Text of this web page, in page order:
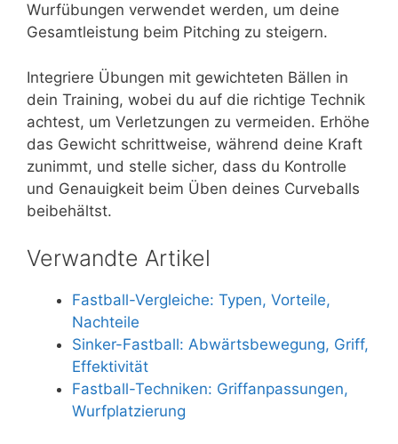
Wurfübungen verwendet werden, um deine
Gesamtleistung beim Pitching zu steigern.
Integriere Übungen mit gewichteten Bällen in
dein Training, wobei du auf die richtige Technik
achtest, um Verletzungen zu vermeiden. Erhöhe
das Gewicht schrittweise, während deine Kraft
zunimmt, und stelle sicher, dass du Kontrolle
und Genauigkeit beim Üben deines Curveballs
beibehältst.
Verwandte Artikel
Fastball-Vergleiche: Typen, Vorteile,
Nachteile
Sinker-Fastball: Abwärtsbewegung, Griff,
Effektivität
Fastball-Techniken: Griffanpassungen,
Wurfplatzierung